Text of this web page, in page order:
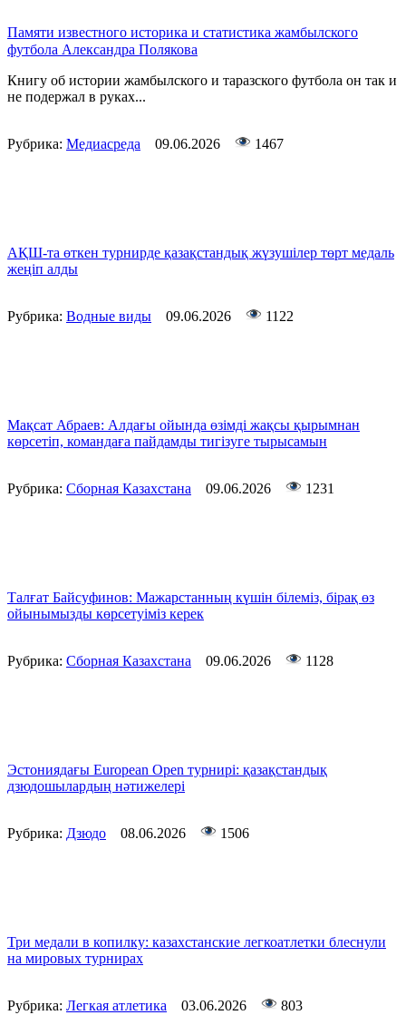
Памяти известного историка и статистика жамбылского
футбола Александра Полякова
Книгу об истории жамбылского и таразского футбола он так и
не подержал в руках...
Рубрика: Медиасреда 09.06.2026 1467
АҚШ-та өткен турнирде қазақстандық жүзушілер төрт медаль
жеңіп алды
Рубрика: Водные виды 09.06.2026 1122
Мақсат Абраев: Алдағы ойында өзімді жақсы қырымнан
көрсетіп, командаға пайдамды тигізуге тырысамын
Рубрика: Сборная Казахстана 09.06.2026 1231
Талғат Байсуфинов: Мажарстанның күшін білеміз, бірақ өз
ойынымызды көрсетуіміз керек
Рубрика: Сборная Казахстана 09.06.2026 1128
Эстониядағы European Open турнирі: қазақстандық
дзюдошылардың нәтижелері
Рубрика: Дзюдо 08.06.2026 1506
Три медали в копилку: казахстанские легкоатлетки блеснули
на мировых турнирах
Рубрика: Легкая атлетика 03.06.2026 803